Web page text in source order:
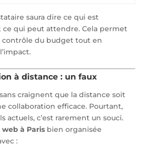
saura dire ce qui est
qui peut attendre. Cela permet
contrôle du budget tout en
à distance : un faux
craignent que la distance soit
collaboration efficace. Pourtant,
actuels, c’est rarement un souci.
à Parisbien organisée
: